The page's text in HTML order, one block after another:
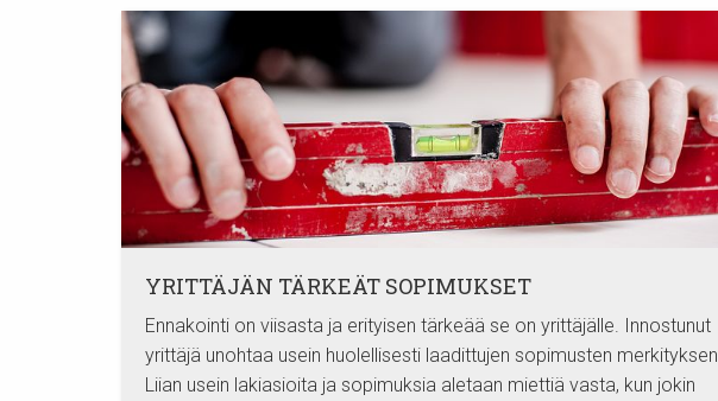
YRITTÄJÄN TÄRKEÄT SOPIMUKSET
Ennakointi on viisasta ja erityisen tärkeää se on yrittäjälle. Innostunut
yrittäjä unohtaa usein huolellisesti laadittujen sopimusten merkityksen.
Liian usein lakiasioita ja sopimuksia aletaan miettiä vasta, kun jokin